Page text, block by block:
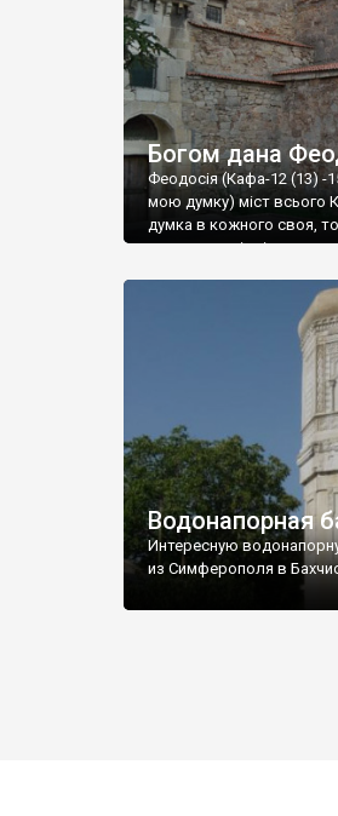
Богом дана
Феодосія (Кафа-12 (13) -
мою думку) міст всього
думка в кожного своя,
запрошую відвідати це
Водонапорная
Интересную
из Симферополя в